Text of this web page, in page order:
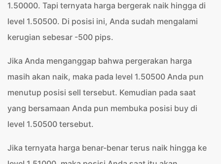
1.50000. Tapi ternyata harga bergerak naik hingga di
level 1.50500. Di posisi ini, Anda sudah mengalami
kerugian sebesar -500 pips.
Jika Anda menganggap bahwa pergerakan harga
masih akan naik, maka pada level 1.50500 Anda pun
menutup posisi sell tersebut. Kemudian pada saat
yang bersamaan Anda pun membuka posisi buy di
level 1.50500 tersebut.
Jika ternyata harga benar-benar terus naik hingga ke